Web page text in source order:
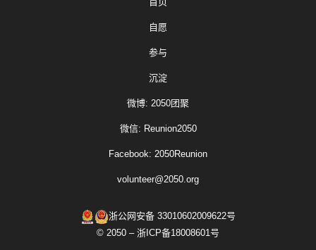
自愿
参与
沉淀
微博: 2050团聚
微信: Reunion2050
Facebook: 2050Reunion
volunteer@2050.org
浙公网安备 33010602009622号
© 2050 – 浙ICP备18008601号